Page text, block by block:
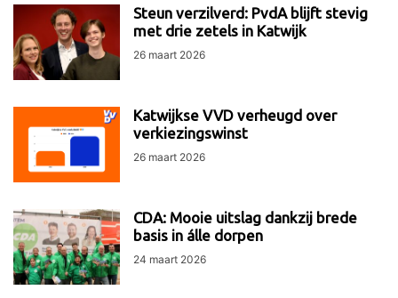
Steun verzilverd: PvdA blijft stevig
met drie zetels in Katwijk
26 maart 2026
Katwijkse VVD verheugd over
verkiezingswinst
26 maart 2026
CDA: Mooie uitslag dankzij brede
basis in álle dorpen
24 maart 2026